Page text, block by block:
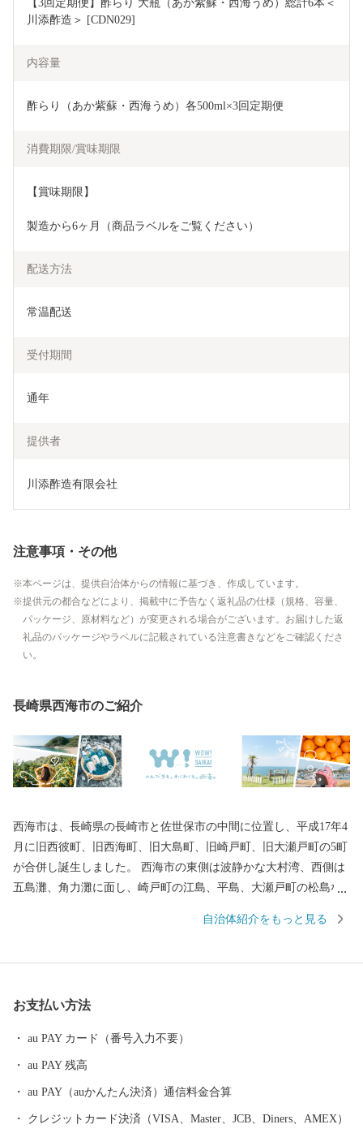
【3回定期便】酢らり 大瓶（あか紫蘇・西海うめ）総計6本＜
川添酢造＞ [CDN029]
内容量
酢らり（あか紫蘇・西海うめ）各500ml×3回定期便
消費期限/賞味期限
【賞味期限】
製造から6ヶ月（商品ラベルをご覧ください）
配送方法
常温配送
受付期間
通年
提供者
川添酢造有限会社
注意事項・その他
本ページは、提供自治体からの情報に基づき、作成しています。
提供元の都合などにより、掲載中に予告なく返礼品の仕様（規格、容量、
パッケージ、原材料など）が変更される場合がございます。お届けした返
礼品のパッケージやラベルに記載されている注意書きなどをご確認くださ
い。
長崎県西海市のご紹介
西海市は、長崎県の長崎市と佐世保市の中間に位置し、平成17年4
月に旧西彼町、旧西海町、旧大島町、旧崎戸町、旧大瀬戸町の5町
が合併し誕生しました。 西海市の東側は波静かな大村湾、西側は
五島灘、角力灘に面し、崎戸町の江島、平島、大瀬戸町の松島な
園、西彼杵半島県立公園の３つの自然公園の指定区域があり、美
キ」など、四季折々の旬の食材に恵まれています。甘くとろける
自治体紹介をもっと見る
お支払い方法
au PAY カード（番号入力不要）
au PAY 残高
au PAY（auかんたん決済）通信料金合算
クレジットカード決済（VISA、Master、JCB、Diners、AMEX）